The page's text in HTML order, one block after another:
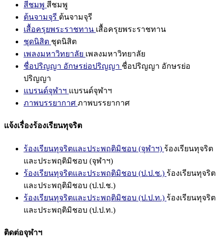
สีชมพู สีชมพู
ต้นจามจุรี ต้นจามจุรี
เสื้อครุยพระราชทาน เสื้อครุยพระราชทาน
ชุดนิสิต ชุดนิสิต
เพลงมหาวิทยาลัย เพลงมหาวิทยาลัย
ชื่อปริญญา อักษรย่อปริญญา ชื่อปริญญา อักษรย่อ
ปริญญา
แบรนด์จุฬาฯ แบรนด์จุฬาฯ
ภาพบรรยากาศ ภาพบรรยากาศ
แจ้งเรื่องร้องเรียนทุจริต
ร้องเรียนทุจริตและประพฤติมิชอบ (จุฬาฯ) ร้องเรียนทุจริต
และประพฤติมิชอบ (จุฬาฯ)
ร้องเรียนทุจริตและประพฤติมิชอบ (ป.ป.ช.) ร้องเรียนทุจริต
และประพฤติมิชอบ (ป.ป.ช.)
ร้องเรียนทุจริตและประพฤติมิชอบ (ป.ป.ท.) ร้องเรียนทุจริต
และประพฤติมิชอบ (ป.ป.ท.)
ติดต่อจุฬาฯ